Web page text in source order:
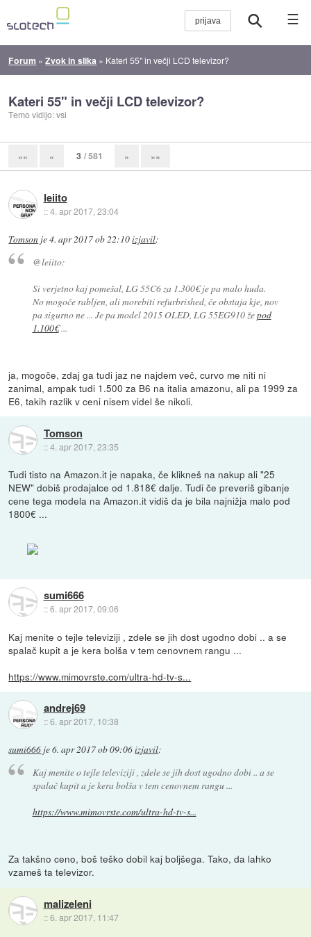
☰
Forum »Zvok in slika » Kateri 55" in večji LCD televizor?
Kateri 55" in večji LCD televizor?
Temo vidijo: vsi
«« « 3 / 581 » »»
leiito
::4. apr 2017, 23:04
Tomson je4. apr 2017 ob 22:10izjavil:
@leiito:
Si verjetno kaj pomešal, LG 55C6 za 1.300€ je pa malo huda.
No mogoče rabljen, ali morebiti refurbrished, če obstaja kje, nov
pa sigurno ne ... Je pa model 2015 OLED, LG 55EG910 žepod
1.100€...
ja, mogoče, zdaj ga tudi jaz ne najdem več, curvo me niti ni
zanimal, ampak tudi 1.500 za B6 na italia amazonu, ali pa 1999 za
E6, takih razlik v ceni nisem videl še nikoli.
Tomson
::4. apr 2017, 23:35
Tudi tisto na Amazon.it je napaka, če klikneš na nakup ali "25
NEW" dobiš prodajalce od 1.818€ dalje. Tudi če preveriš gibanje
cene tega modela na Amazon.it vidiš da je bila najnižja malo pod
1800€ ...
sumi666
::6. apr 2017, 09:06
Kaj menite o tejle televiziji , zdele se jih dost ugodno dobi .. a se
spalač kupit a je kera bolša v tem cenovnem rangu ...
https://www.mimovrste.com/ultra-hd-tv-s...
andrej69
::6. apr 2017, 10:38
sumi666 je6. apr 2017 ob 09:06izjavil:
Kaj menite o tejle televiziji , zdele se jih dost ugodno dobi .. a se
spalač kupit a je kera bolša v tem cenovnem rangu ...
https://www.mimovrste.com/ultra-hd-tv-s...
Za takšno ceno, boš teško dobil kaj boljšega. Tako, da lahko
vzameš ta televizor.
malizeleni
::6. apr 2017, 11:47